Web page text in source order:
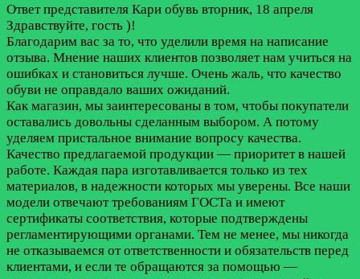
Ответ представителя Кари обувь вторник, 18 апреля
Здравствуйте, гость )!
Благодарим вас за то, что уделили время на написание
отзыва. Мнение наших клиентов позволяет нам учиться на
ошибках и становиться лучше. Очень жаль, что качество
обуви не оправдало ваших ожиданий.
Как магазин, мы заинтересованы в том, чтобы покупатели
оставались довольны сделанным выбором. А потому
уделяем пристальное внимание вопросу качества.
Качество предлагаемой продукции — приоритет в нашей
работе. Каждая пара изготавливается только из тех
материалов, в надежности которых мы уверены. Все наши
модели отвечают требованиям ГОСТа и имеют
сертификаты соответствия, которые подтверждены
регламентирующими органами. Тем не менее, мы никогда
не отказываемся от ответственности и обязательств перед
клиентами, и если те обращаются за помощью —